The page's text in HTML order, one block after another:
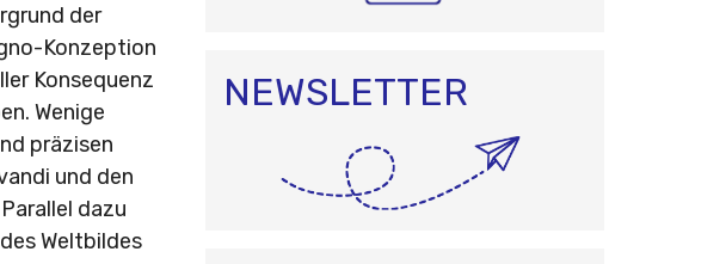
der
Konzeption
Konsequenz
Wenige
präzisen
und den
dazu
Weltbildes
NEWSLETTER